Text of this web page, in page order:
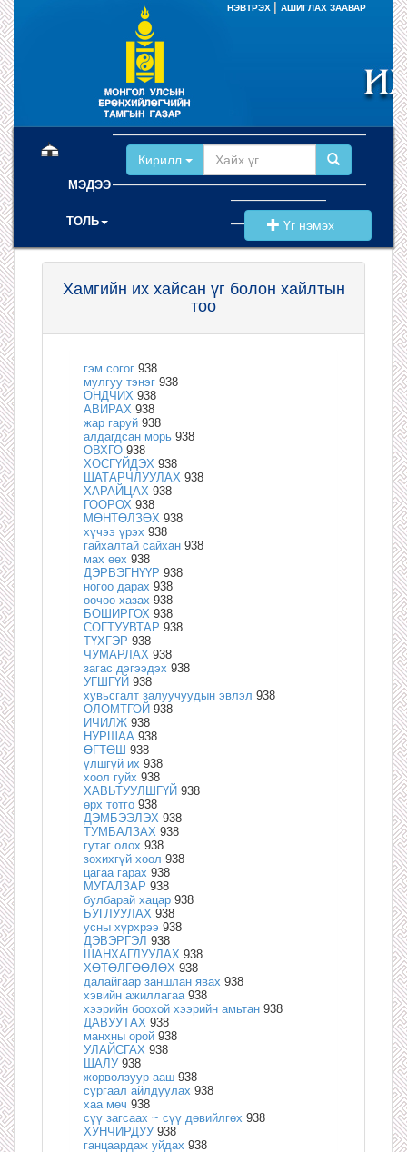
НЭВТРЭХ АШИГЛАХ ЗААВАР
МЭДЭЭ
ТОЛЬ
Кирилл
Үг нэмэх
Хамгийн их хайсан үг болон хайлтын
тоо
гэм согог 938
мулгуу тэнэг 938
ОНДЧИХ 938
АВИРАХ 938
жар гаруй 938
алдагдсан морь 938
ОВХГО 938
ХОСГҮЙДЭХ 938
ШАТАРЧЛУУЛАХ 938
ХАРАЙЦАХ 938
ГООРОХ 938
МӨНТӨЛЗӨХ 938
хүчээ үрэх 938
гайхалтай сайхан 938
мах өөх 938
ДЭРВЭГНҮҮР 938
ногоо дарах 938
оочоо хазах 938
БОШИРГОХ 938
СОГТУУВТАР 938
ТҮХГЭР 938
ЧУМАРЛАХ 938
загас дэгээдэх 938
УГШГҮЙ 938
хувьсгалт залуучуудын эвлэл 938
ОЛОМТГОЙ 938
ИЧИЛЖ 938
НУРШАА 938
ӨГТӨШ 938
үлшгүй их 938
хоол гуйх 938
ХАВЬТУУЛШГҮЙ 938
өрх тотго 938
ДЭМБЭЭЛЭХ 938
ТУМБАЛЗАХ 938
гутаг олох 938
зохихгүй хоол 938
цагаа гарах 938
МУГАЛЗАР 938
булбарай хацар 938
БУГЛУУЛАХ 938
усны хүрхрээ 938
ДЭВЭРГЭЛ 938
ШАНХАГЛУУЛАХ 938
ХӨТӨЛГӨӨЛӨХ 938
далайгаар заншлан явах 938
хэвийн ажиллагаа 938
хээрийн боохой хээрийн амьтан 938
ДАВУУТАХ 938
манхны орой 938
УЛАЙСГАХ 938
ШАЛУ 938
жорволзуур ааш 938
сургаал айлдуулах 938
хаа мөч 938
сүү загсаах ~ сүү дөвийлгөх 938
ХУНЧИРДУУ 938
ганцаардаж уйдах 938